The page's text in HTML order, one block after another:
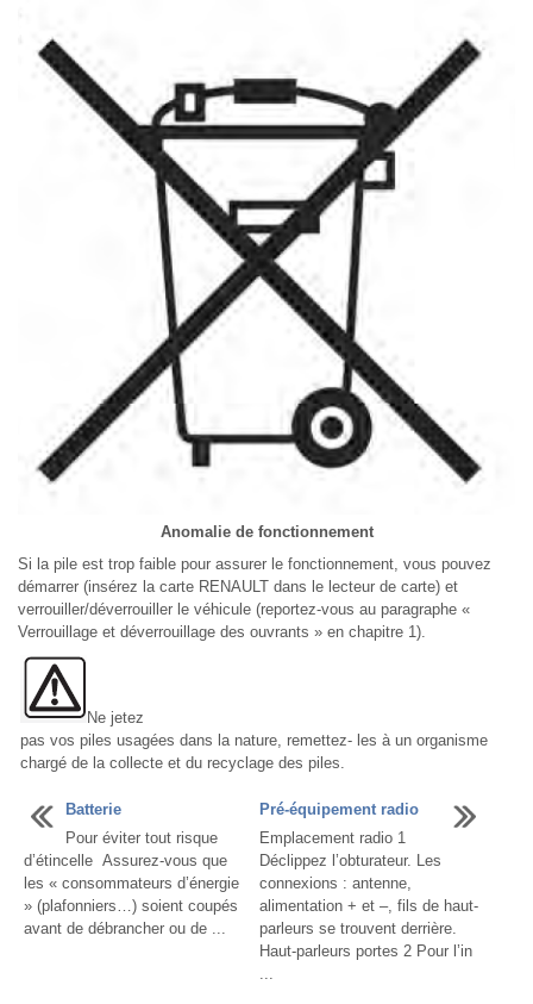
Anomalie de fonctionnement
Si la pile est trop faible pour assurer le fonctionnement, vous pouvez
démarrer (insérez la carte RENAULT dans le lecteur de carte) et
verrouiller/déverrouiller le véhicule (reportez-vous au paragraphe «
Verrouillage et déverrouillage des ouvrants » en chapitre 1).
Ne jetez
pas vos piles usagées dans la nature, remettez- les à un organisme
chargé de la collecte et du recyclage des piles.
Batterie
Pour éviter tout risque
d’étincelle Assurez-vous que
les « consommateurs d’énergie
» (plafonniers…) soient coupés
avant de débrancher ou de ...
Pré-équipement radio
Emplacement radio 1
Déclippez l’obturateur. Les
connexions : antenne,
alimentation + et –, fils de haut-
parleurs se trouvent derrière.
Haut-parleurs portes 2 Pour l’in
...